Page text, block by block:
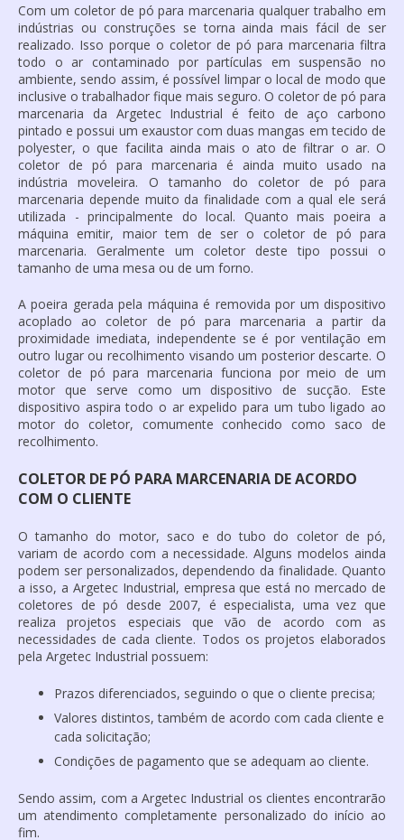
Com um coletor de pó para marcenaria qualquer trabalho em
indústrias ou construções se torna ainda mais fácil de ser
realizado. Isso porque o coletor de pó para marcenaria filtra
todo o ar contaminado por partículas em suspensão no
ambiente, sendo assim, é possível limpar o local de modo que
inclusive o trabalhador fique mais seguro. O coletor de pó para
marcenaria da Argetec Industrial é feito de aço carbono
pintado e possui um exaustor com duas mangas em tecido de
polyester, o que facilita ainda mais o ato de filtrar o ar. O
coletor de pó para marcenaria é ainda muito usado na
indústria moveleira. O tamanho do coletor de pó para
marcenaria depende muito da finalidade com a qual ele será
utilizada - principalmente do local. Quanto mais poeira a
máquina emitir, maior tem de ser o coletor de pó para
marcenaria. Geralmente um coletor deste tipo possui o
tamanho de uma mesa ou de um forno.
A poeira gerada pela máquina é removida por um dispositivo
acoplado aocoletor de pó para marcenaria a partir da
proximidade imediata, independente se é por ventilação em
outro lugar ou recolhimento visando um posterior descarte. O
coletor de pó para marcenaria funciona por meio de um
motor que serve como um dispositivo de sucção. Este
dispositivo aspira todo o ar expelido para um tubo ligado ao
motor do coletor, comumente conhecido como saco de
recolhimento.
COLETOR DE PÓ PARA MARCENARIA DE ACORDO
COM O CLIENTE
O tamanho do motor, saco e do tubo do coletor de pó,
variam de acordo com a necessidade. Alguns modelos ainda
podem ser personalizados, dependendo da finalidade. Quanto
a isso, a Argetec Industrial, empresa que está no mercado de
coletores de pó desde 2007, é especialista, uma vez que
realiza projetos especiais que vão de acordo com as
necessidades de cada cliente. Todos os projetos elaborados
pela Argetec Industrial possuem:
Prazos diferenciados, seguindo o que o cliente precisa;
Valores distintos, também de acordo com cada cliente e
cada solicitação;
Condições de pagamento que se adequam ao cliente.
Sendo assim, com a Argetec Industrial os clientes encontrarão
um atendimento completamente personalizado do início ao
fim.